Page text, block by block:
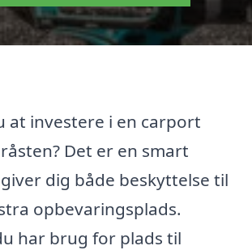
at investere i en carport
Det er en smart
dig både beskyttelse til
opbevaringsplads.
har brug for plads til